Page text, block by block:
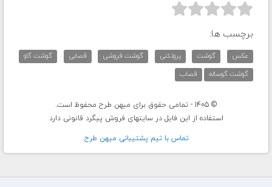



برچسب ها:
عکس گوشت پروتئنی گوشت فروشی قصابی
گوشت گاو
گوشت گوساله
قصاب
© 1405 - تمامی حقوق برای میهن طرح محفوظ است.
استفاده از این فایل در سایتهای فروش پیگرد قانونی دارد
تماس با تيم پشتيبانی ميهن طرح